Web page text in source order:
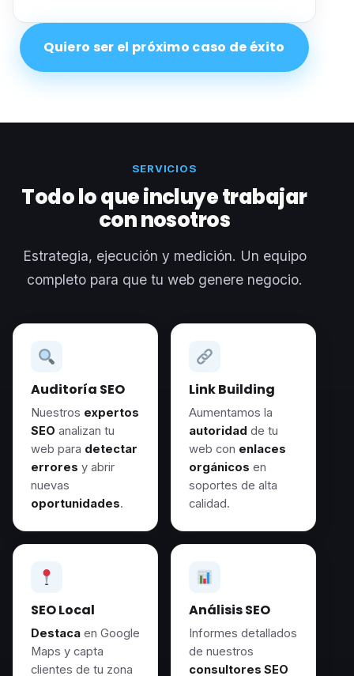
Quiero ser el próximo caso de éxito
SERVICIOS
Todo lo que incluye trabajar
con nosotros
Estrategia, ejecución y medición. Un equipo
completo para que tu web genere negocio.
Auditoría SEO
Nuestros expertos
SEO analizan tu
web para detectar
errores y abrir
nuevas
oportunidades.
Link Building
Aumentamos la
autoridad de tu
web con enlaces
orgánicos en
soportes de alta
calidad.
SEO Local
Destacaen Google
Maps y capta
clientes de tu zona
Análisis SEO
Informes detallados
de nuestros
consultores SEO